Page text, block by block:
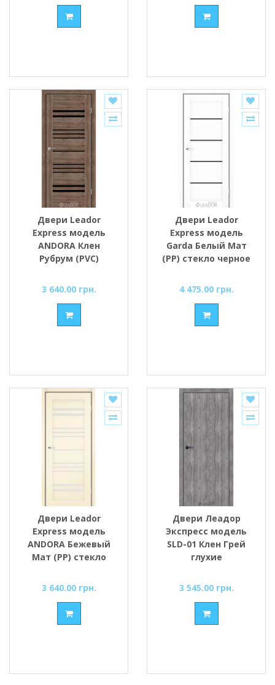
Двери Leador
Express модель
ANDORA Клен
Рубрум (PVC)
сатин
3 640.00 грн.
Двери Leador
Express модель
Garda Белый Мат
(PP) стекло черное
4 475.00 грн.
Двери Leador
Express модель
ANDORA Бежевый
Мат (PP) стекло
3 640.00 грн.
Двери Леадор
Экспресс модель
SLD-01 Клен Грей
глухие
3 545.00 грн.